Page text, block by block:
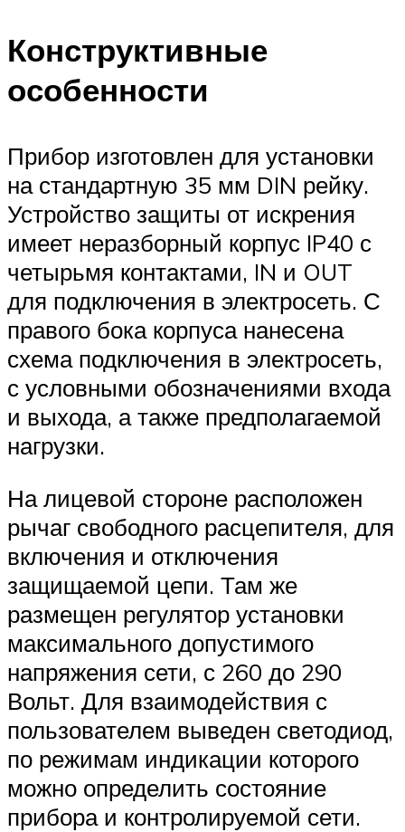
Конструктивные
особенности
Прибор изготовлен для установки
на стандартную 35 мм DIN рейку.
Устройство защиты от искрения
имеет неразборный корпус IP40 с
четырьмя контактами, IN и OUT
для подключения в электросеть. С
правого бока корпуса нанесена
схема подключения в электросеть,
с условными обозначениями входа
и выхода, а также предполагаемой
нагрузки.
На лицевой стороне расположен
рычаг свободного расцепителя, для
включения и отключения
защищаемой цепи. Там же
размещен регулятор установки
максимального допустимого
напряжения сети, с 260 до 290
Вольт. Для взаимодействия с
пользователем выведен светодиод,
по режимам индикации которого
можно определить состояние
прибора и контролируемой сети.